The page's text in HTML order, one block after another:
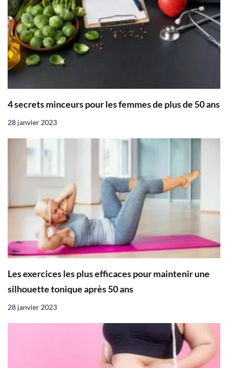
4 secrets minceurs pour les femmes de plus de 50 ans
28 janvier 2023
Les exercices les plus efficaces pour maintenir une
silhouette tonique après 50 ans
28 janvier 2023